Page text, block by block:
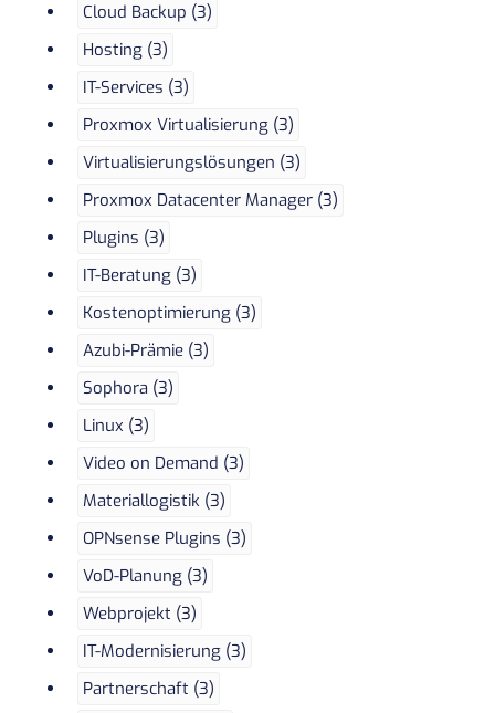
Cloud Backup (3)
Hosting (3)
IT-Services (3)
Proxmox Virtualisierung (3)
Virtualisierungslösungen (3)
Proxmox Datacenter Manager (3)
Plugins (3)
IT-Beratung (3)
Kostenoptimierung (3)
Azubi-Prämie (3)
Sophora (3)
Linux (3)
Video on Demand (3)
Materiallogistik (3)
OPNsense Plugins (3)
VoD-Planung (3)
Webprojekt (3)
IT-Modernisierung (3)
Partnerschaft (3)